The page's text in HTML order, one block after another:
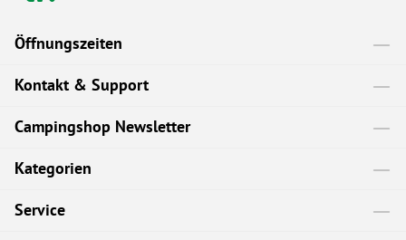
Öffnungszeiten
Kontakt & Support
Campingshop Newsletter
Kategorien
Service